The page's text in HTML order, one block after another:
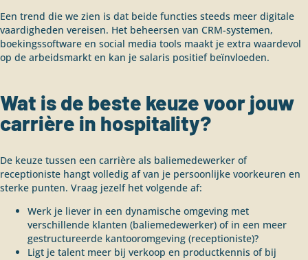
Een trend die we zien is dat beide functies steeds meer digitale
vaardigheden vereisen. Het beheersen van CRM-systemen,
boekingssoftware en social media tools maakt je extra waardevol
op de arbeidsmarkt en kan je salaris positief beïnvloeden.
Wat is de beste keuze voor jouw
carrière in hospitality?
De keuze tussen een carrière als baliemedewerker of
receptioniste hangt volledig af van je persoonlijke voorkeuren en
sterke punten. Vraag jezelf het volgende af:
Werk je liever in een dynamische omgeving met
verschillende klanten (baliemedewerker) of in een meer
gestructureerde kantooromgeving (receptioniste)?
Ligt je talent meer bij verkoop en productkennis of bij